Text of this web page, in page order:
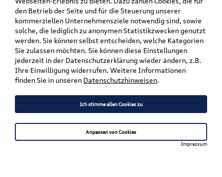
Artikel für ihr Modell
Marke wählen
Modell wählen
Karosserieform wählen
den Betrieb der Seite und für die Steuerung unserer
kommerziellen Unternehmensziele notwendig sind, sowie
solche, die lediglich zu anonymen Statistikzwecken genutzt
werden. Sie können selbst entscheiden, welche Kategorien
Sie zulassen möchten. Sie können diese Einstellungen
jederzeit in der Datenschutzerklärung wieder ändern, z.B.
Ihre Einwilligung widerrufen. Weitere Informationen
finden Sie in unseren Datenschutzhinweisen.
Ich stimme allen Cookies zu
Anpassen von Cookies
Impressum